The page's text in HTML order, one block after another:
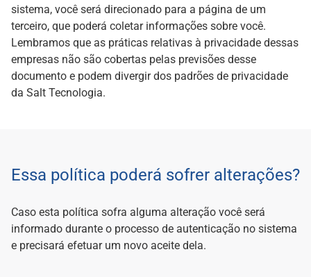
sistema, você será direcionado para a página de um
terceiro, que poderá coletar informações sobre você.
Lembramos que as práticas relativas à privacidade dessas
empresas não são cobertas pelas previsões desse
documento e podem divergir dos padrões de privacidade
da Salt Tecnologia.
Essa política poderá sofrer alterações?
Caso esta política sofra alguma alteração você será
informado durante o processo de autenticação no sistema
e precisará efetuar um novo aceite dela.